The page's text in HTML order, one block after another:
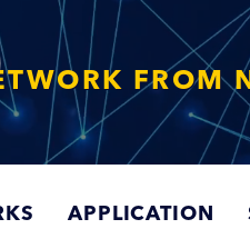
FROM
APPLICATION